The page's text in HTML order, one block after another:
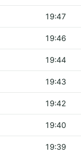
19:47
19:46
19:44
19:43
19:42
19:40
19:39